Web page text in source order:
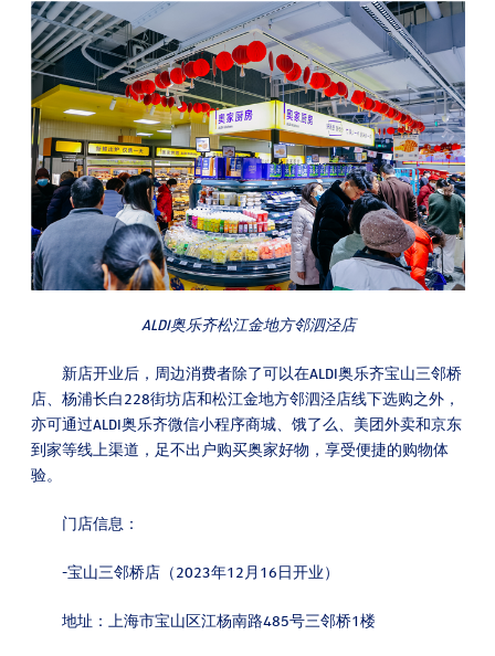
ALDI奥乐齐松江金地方邻泗泾店
新店开业后，周边消费者除了可以在ALDI奥乐齐宝山三邻桥
店、杨浦长白228街坊店和松江金地方邻泗泾店线下选购之外，
亦可通过ALDI奥乐齐微信小程序商城、饿了么、美团外卖和京东
到家等线上渠道，足不出户购买奥家好物，享受便捷的购物体
验。
门店信息：
-宝山三邻桥店（2023年12月16日开业）
地址：上海市宝山区江杨南路485号三邻桥1楼